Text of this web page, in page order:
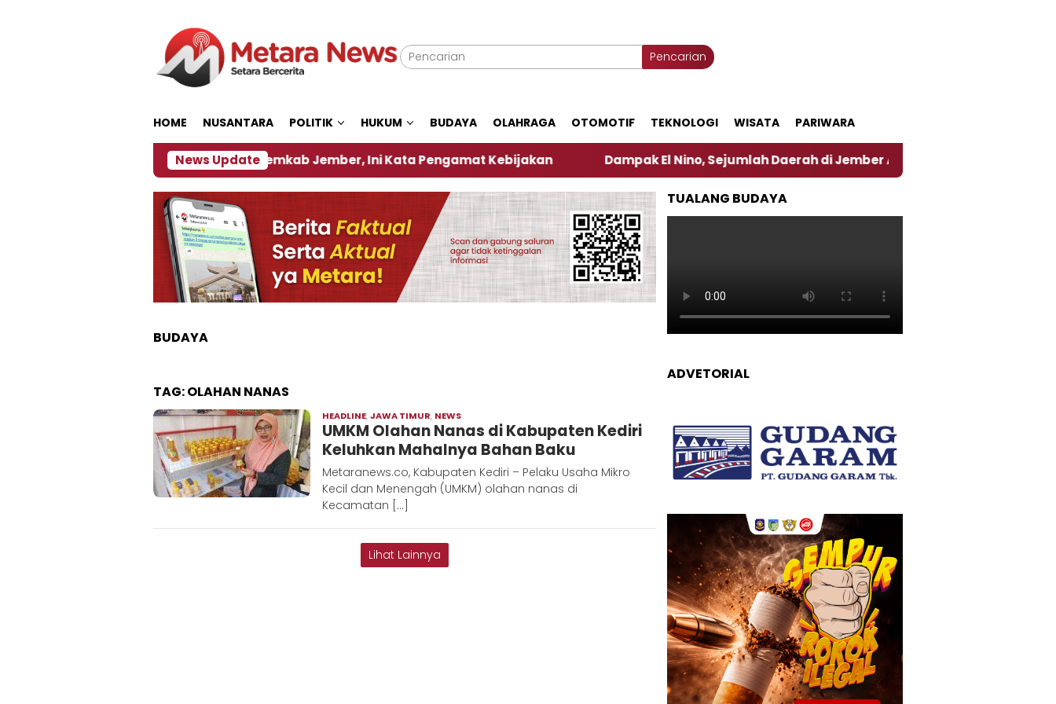
Pencarian
HOME NUSANTARA POLITIK HUKUM BUDAYA OLAHRAGA OTOMOTIF TEKNOLOGI WISATA PARIWARA
News Update
Rencana Pinjaman Daerah Pemkab Jember, Ini Kata Pengamat Kebijakan Dampak El Nino, Sejumlah Daerah di Jember Alami Krisi Air
BUDAYA
TAG:OLAHAN NANAS
HEADLINE,JAWA TIMUR, NEWS
Hadi
UMKM Olahan Nanas di Kabupaten Kediri
Keluhkan Mahalnya Bahan Baku
Metaranews.co, Kabupaten Kediri – Pelaku Usaha Mikro
Kecil dan Menengah (UMKM) olahan nanas di
Kecamatan […]
Lihat Lainnya
TUALANG BUDAYA
ADVETORIAL